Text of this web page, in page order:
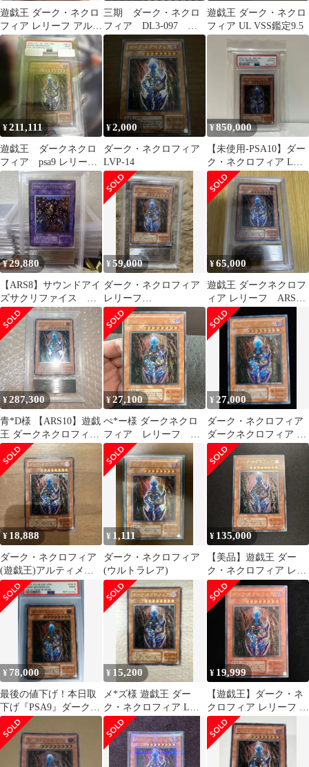
遊戯王 ダーク・ネクロ
フィア レリーフ アルテ
ィメットレア
三期 ダーク・ネクロ
フィア DL3-097 ウ
ルトラレア
遊戯王 ダーク・ネクロ
フィア UL VSS鑑定9.5
¥211,111
遊戯王 ダークネクロ
フィア psa9 レリー
フ アルティメット
¥2,000
ダーク・ネクロフィア
LVP-14
¥850,000
【未使用-PSA10】ダー
ク・ネクロフィア LN-
14 レリーフ
¥29,880
【ARS8】サウンドアイ
ズサクリファイス レ
リーフ アルティメッ
トレア 遊戯王
¥59,000
ダーク・ネクロフィア
レリーフ
ARS8（PSA9）
¥65,000
遊戯王 ダークネクロフ
ィア レリーフ ARS鑑
定品 Grade 9 鑑定書付
き
¥287,300
青*D様 【ARS10】遊戯
王 ダークネクロフィア
レリーフ
¥27,100
ぺ*ー様 ダークネクロ
フィア レリーフ
LN-14
¥ 27,000
ダーク・ネクロフィア
ダークネクロフィア レ
リーフ
¥ 18,888
ダーク・ネクロフィア
(遊戯王)アルティメッ
トレア
¥ 1,111
ダーク・ネクロフィア
(ウルトラレア)
¥ 135,000
【美品】遊戯王 ダー
ク・ネクロフィア レリ
ーフ
¥ 78,000
最後の値下げ！本日取
下げ『PSA9』ダークネ
クロフィア レリーフ
¥ 15,200
メ*ズ様 遊戯王 ダー
ク・ネクロフィア LN-
14 レリーフ
¥ 19,999
【遊戯王】ダーク・ネ
クロフィア レリーフ ア
ルティメットレア LN-
14